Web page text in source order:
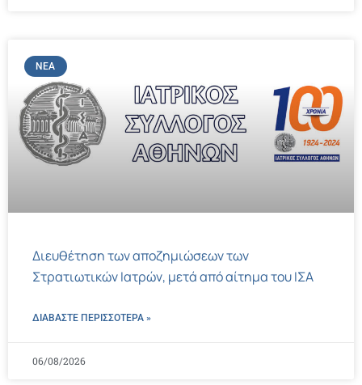
ΝΈΑ
Διευθέτηση των αποζημιώσεων των
Στρατιωτικών Ιατρών, μετά από αίτημα του ΙΣΑ
ΔΙΑΒΑΣΤΕ ΠΕΡΙΣΣΌΤΕΡΑ »
06/08/2026